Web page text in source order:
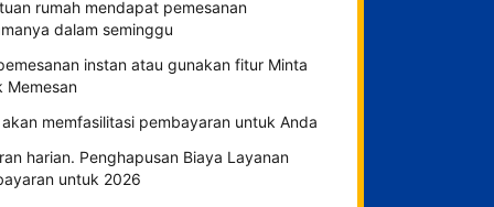
rumah mendapat pemesanan
dalam seminggu
instan atau gunakan fitur Minta
Memesan
akan memfasilitasi pembayaran untuk Anda
harian. Penghapusan Biaya Layanan
untuk 2026